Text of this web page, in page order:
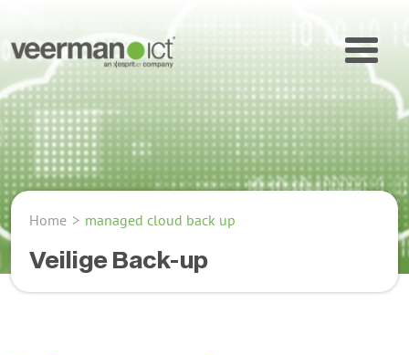
Home > managed cloud back up
Veilige Back-up